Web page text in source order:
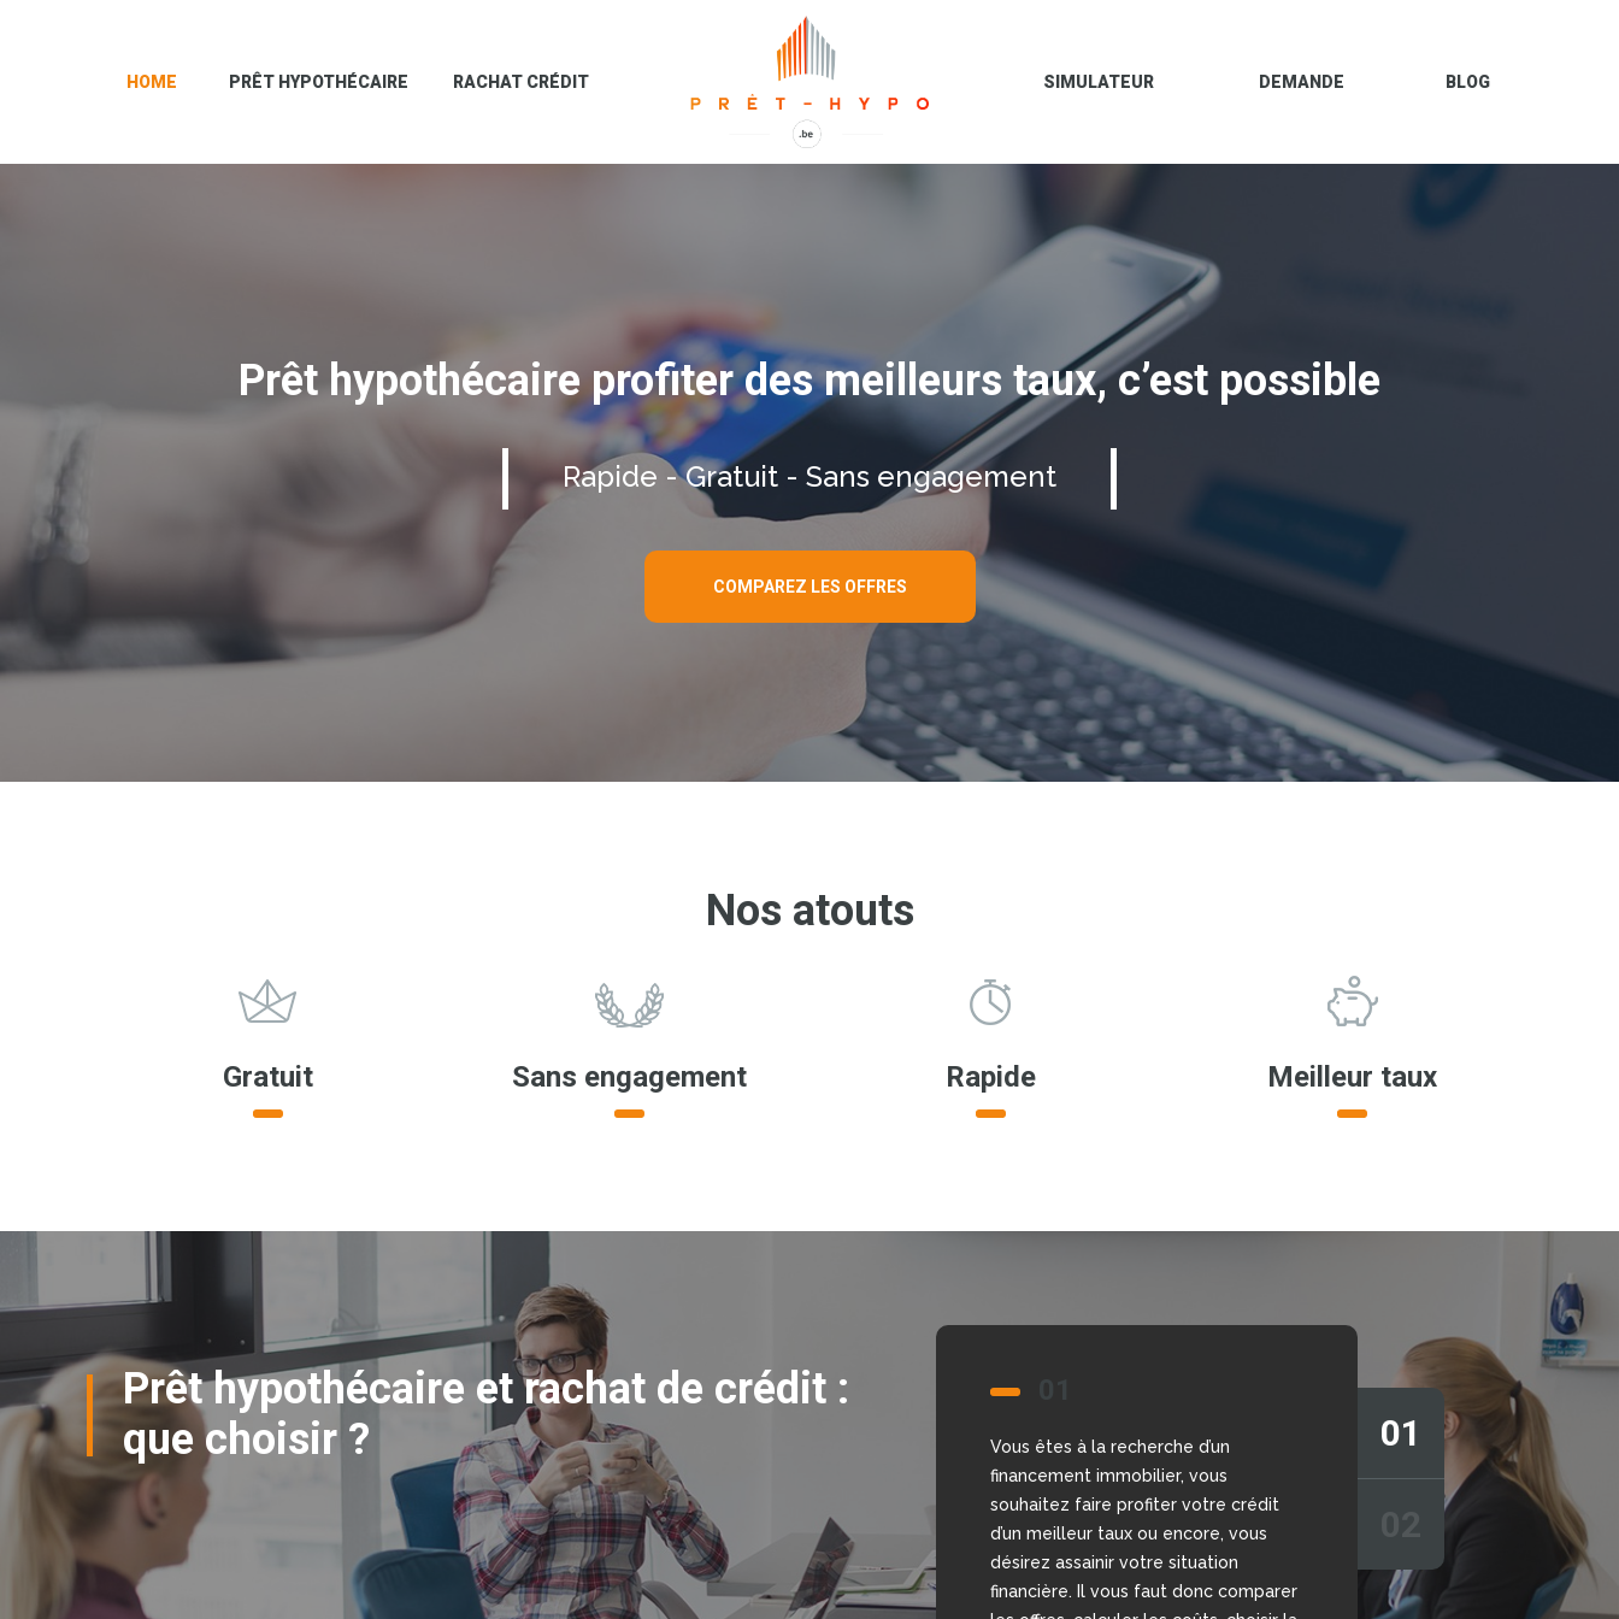
HOME PRÊT HYPOTHÉCAIRE RACHAT CRÉDIT BLOG
DEMANDE
SIMULATEUR
Prêt hypothécaire profiter des meilleurs taux, c’est possible
Rapide - Gratuit - Sans engagement
COMPAREZ LES OFFRES
Nos atouts
Gratuit Sans engagement Rapide Meilleur taux
Prêt hypothécaire et rachat de crédit :
que choisir ?
Vous êtes à la recherche d’un
financement immobilier, vous
souhaitez faire profiter votre crédit
d’un meilleur taux ou encore, vous
désirez assainir votre situation
financière. Il vous faut donc comparer
Nous allons vous aider à prendre la
bonne décision grâce à notre
comparateur de crédit en ligne,
gratuit et sans engagement. Nous
mettons à votre disposition nos
courtiers, chargés d’étudier votre
01